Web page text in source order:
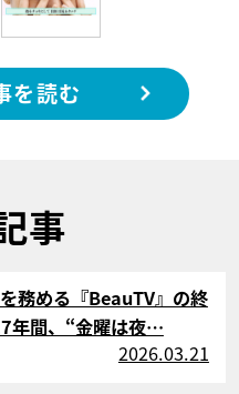
を読む
事
務める『BeauTV』の終
年間、“金曜は夜…
2026.03.21